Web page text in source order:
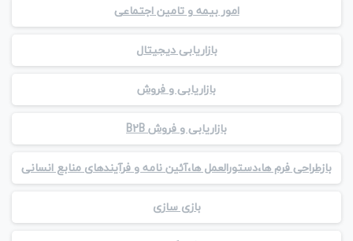
امور بیمه و تامین اجتماعی
بازاریابی دیجیتال
بازاریابی و فروش
بازاریابی و فروش B2B
بازطراحی فرم ها،دستورالعمل ها،آئین نامه و فرآیندهای منابع انسانی
بازی سازی